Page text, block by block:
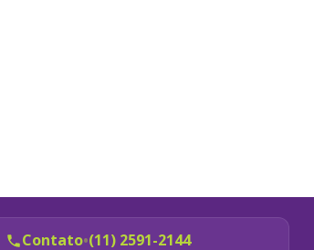
Contato•(11) 2591-2144